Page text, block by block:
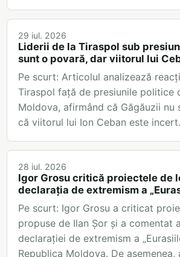
29 iul. 2026
Liderii de la Tiraspol sub
sunt o povară, dar viitorul lui
Pe scurt: Articolul analizează
Tiraspol față de presiunile politice
Moldova, afirmând că Găgăuzii nu
că viitorul lui Ion Ceban este incert.
28 iul. 2026
Igor Grosu critică proiectele de
declarația de extremism a
Pe scurt: Igor Grosu a criticat
propuse de Ilan Șor și a comentat
declarației de extremism a
Republica Moldova. De asemenea,